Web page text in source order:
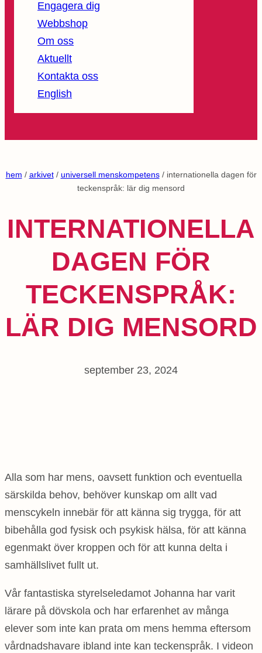
Engagera dig
Webbshop
Om oss
Aktuellt
Kontakta oss
English
hem / arkivet/ universell menskompetens/ internationella dagen för
teckenspråk: lär dig mensord
INTERNATIONELLA
DAGEN FÖR
TECKENSPRÅK:
LÄR DIG MENSORD
september 23, 2024
Alla som har mens, oavsett funktion och eventuella
särskilda behov, behöver kunskap om allt vad
menscykeln innebär för att känna sig trygga, för att
bibehålla god fysisk och psykisk hälsa, för att känna
egenmakt över kroppen och för att kunna delta i
samhällslivet fullt ut.
Vår fantastiska styrelseledamot Johanna har varit
lärare på dövskola och har erfarenhet av många
elever som inte kan prata om mens hemma eftersom
vårdnadshavare ibland inte kan teckenspråk. I videon